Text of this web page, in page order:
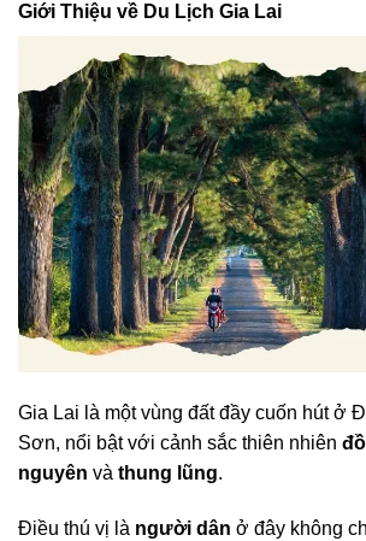
Giới Thiệu về Du Lịch Gia Lai
Gia Lai là một vùng đất đầy cuốn hút ở
Sơn, nổi bật với cảnh sắc thiên nhiên
nguyên và thung lũng.
Điều thú vị là người dân ở đây không